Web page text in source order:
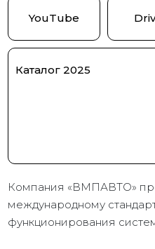
YouTube
Каталог 2025
Компания «ВМПАВТО»
международному
функционирования